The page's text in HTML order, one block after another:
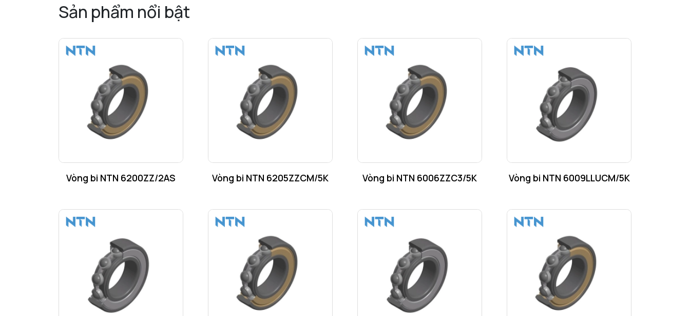
Sản phẩm nổi bật
Vòng bi NTN 6200ZZ/2AS Vòng bi NTN 6205ZZCM/5K Vòng bi NTN 6006ZZC3/5K Vòng bi NTN 6009LLUCM/5K